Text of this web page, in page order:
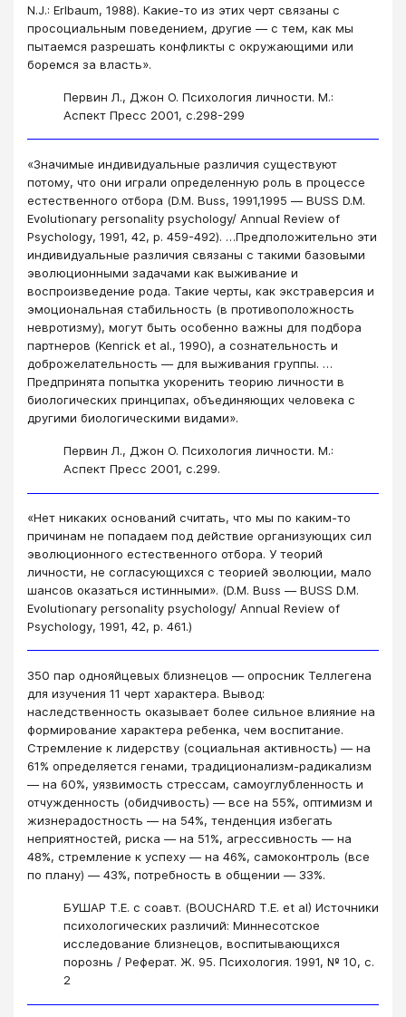
N.J.: Erlbaum, 1988). Какие-то из этих черт связаны с
просоциальным поведением, другие ― с тем, как мы
пытаемся разрешать конфликты с окружающими или
боремся за власть».
Первин Л., Джон О. Психология личности. М.:
Аспект Пресс 2001, с.298-299
«Значимые индивидуальные различия существуют
потому, что они играли определенную роль в процессе
естественного отбора (D.M. Buss, 1991,1995 ― BUSS D.M.
Evolutionary personality psychology/ Annual Review of
Psychology, 1991, 42, p. 459-492). …Предположительно эти
индивидуальные различия связаны с такими базовыми
эволюционными задачами как выживание и
воспроизведение рода. Такие черты, как экстраверсия и
эмоциональная стабильность (в противоположность
невротизму), могут быть особенно важны для подбора
партнеров (Kenrick et al., 1990), а сознательность и
доброжелательность ― для выживания группы. …
Предпринята попытка укоренить теорию личности в
биологических принципах, объединяющих человека с
другими биологическими видами».
Первин Л., Джон О. Психология личности. М.:
Аспект Пресс 2001, с.299.
«Нет никаких оснований считать, что мы по каким-то
причинам не попадаем под действие организующих сил
эволюционного естественного отбора. У теорий
личности, не согласующихся с теорией эволюции, мало
шансов оказаться истинными». (D.M. Buss ― BUSS D.M.
Evolutionary personality psychology/ Annual Review of
Psychology, 1991, 42, p. 461.)
350 пар однояйцевых близнецов ― опросник Теллегена
для изучения 11 черт характера. Вывод:
наследственность оказывает более сильное влияние на
формирование характера ребенка, чем воспитание.
Стремление к лидерству (социальная активность) ― на
61% определяется генами, традиционализм-радикализм
― на 60%, уязвимость стрессам, самоуглубленность и
отчужденность (обидчивость) ― все на 55%, оптимизм и
жизнерадостность ― на 54%, тенденция избегать
неприятностей, риска ― на 51%, агрессивность ― на
48%, стремление к успеху ― на 46%, самоконтроль (все
по плану) ― 43%, потребность в общении ― 33%.
БУШАР Т.Е. с соавт. (BOUCHARD T.E. et al) Источники
психологических различий: Миннесотское
исследование близнецов, воспитывающихся
порознь / Реферат. Ж. 95. Психология. 1991, № 10, с.
2